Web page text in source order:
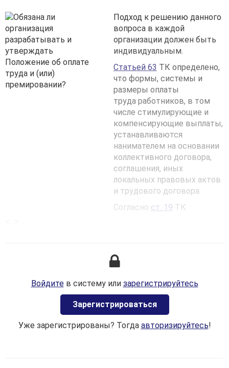
Подход к решению данного
вопроса в каждой
организации должен быть
индивидуальным.
Статьей 63 ТК определено,
что формы, системы и
размеры оплаты
труда работников, в том
числе стимулирующие и
компенсирующие выплаты,
устанавливаются
нанимателем на основании
коллективного договора,
соглашения, иных
локальных правовых актов
и трудового договора.
Согласно ст. 19 ТК
соблюдением требований,
При этом сведения об
оплате труда работника
должны включаться в
трудовой договор в
Войдитев систему или зарегистрируйтесь
Зaрегистрироваться
Уже зарегистрированы? Тогда авторизируйтесь!